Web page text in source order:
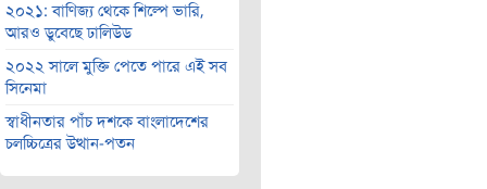
২০২১: বাণিজ্য থেকে শিল্পে ভারি,
আরও ডুবেছে ঢালিউড
২০২২ সালে মুক্তি পেতে পারে এই সব
সিনেমা
স্বাধীনতার পাঁচ দশকে বাংলাদেশের
চলচ্চিত্রের উত্থান-পতন